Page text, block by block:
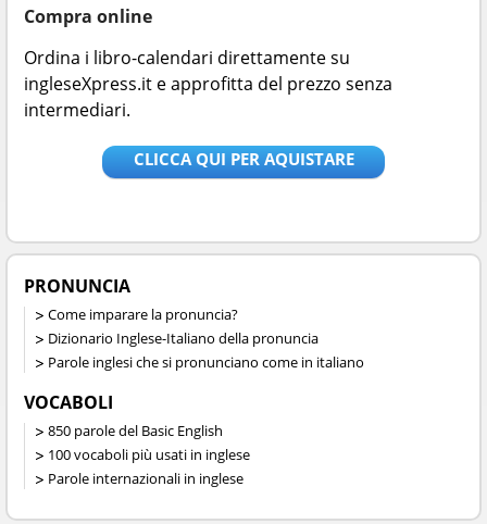
Compra online
Ordina i libro-calendari direttamente su
ingleseXpress.it e approfitta del prezzo senza
intermediari.
CLICCA QUI PER AQUISTARE
PRONUNCIA
Come imparare la pronuncia?
Dizionario Inglese-Italiano della pronuncia
Parole inglesi che si pronunciano come in italiano
VOCABOLI
850 parole del Basic English
100 vocaboli più usati in inglese
Parole internazionali in inglese